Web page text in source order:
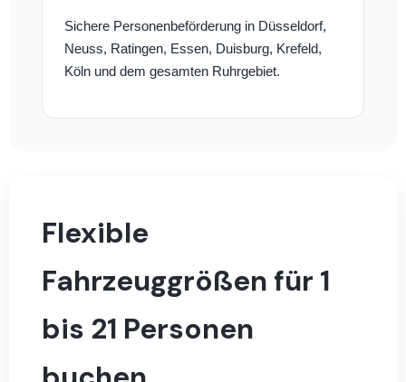
Sichere Personenbeförderung in Düsseldorf,
Neuss, Ratingen, Essen, Duisburg, Krefeld,
Köln und dem gesamten Ruhrgebiet.
Flexible
Fahrzeuggrößen für 1
bis 21 Personen